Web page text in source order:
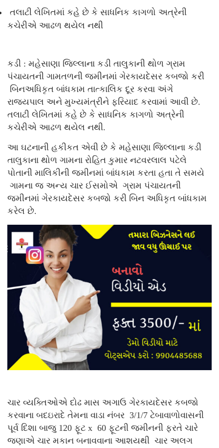
તલાટી લેખિતમાં કહે છે કે સાધનિક કાગળો અત્રેની
કચેરીએ આઢળ થયેલ નથી
કડી : મહેસાણા જિલ્લાના કડી તાલુકાની થોળ ગ્રામ
પંચાયતની ગામતળની જમીનમાં ગેરકાયદેસર કબજો કરી
બિનઅધિકૃત બાંધકામ તાત્કાલિક દૂર કરવા અંગે
રાજ્યપાલ અને મુખ્યમંત્રીને ફરિયાદ કરવામાં આવી છે.
તલાટી લેખિતમાં કહે છે કે સાધનિક કાગળો અત્રેની
કચેરીએ આઢળ થયેલ નથી.
આ ઘટનાની હકીકત એવી છે કે મહેસાણા જિલ્લાના કડી
તાલુકાના થોળ ગામના રોહિત કુમાર નટવરલાલ પટેલે
પોતાની માલિકીની જમીનમાં બાંધકામ કરતા હતા તે સમયે
ગામના જ અન્ય ચાર ઈસમોએ ગ્રામ પંચાયતની
જમીનમાં ગેરકાયદેસર કબજો કરી બિન અધિકૃત બાંધકામ
કરેલ છે.
ચાર વ્યક્તિઓએ દોઢ માસ અગાઉ ગેરકાયદેસર કબજો
કરવાના બદઇરાદે તેમના વાડા નંબર 3/1/7 ટેબાવાળોવાસની
પૂર્વ દિશા બાજુ 120 ફૂટ x 60 ફૂટની જમીનની ફરતે ચારે
જણાએ ચાર મકાન બનાવવાના આશયથી ચાર અલગ